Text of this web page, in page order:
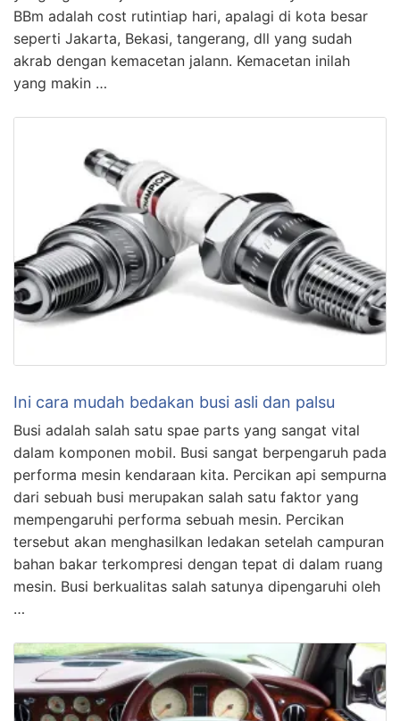
BBm adalah cost rutintiap hari, apalagi di kota besar
seperti Jakarta, Bekasi, tangerang, dll yang sudah
akrab dengan kemacetan jalann. Kemacetan inilah
yang makin …
Ini cara mudah bedakan busi asli dan palsu
Busi adalah salah satu spae parts yang sangat vital
dalam komponen mobil. Busi sangat berpengaruh pada
performa mesin kendaraan kita. Percikan api sempurna
dari sebuah busi merupakan salah satu faktor yang
mempengaruhi performa sebuah mesin. Percikan
tersebut akan menghasilkan ledakan setelah campuran
bahan bakar terkompresi dengan tepat di dalam ruang
mesin. Busi berkualitas salah satunya dipengaruhi oleh
…